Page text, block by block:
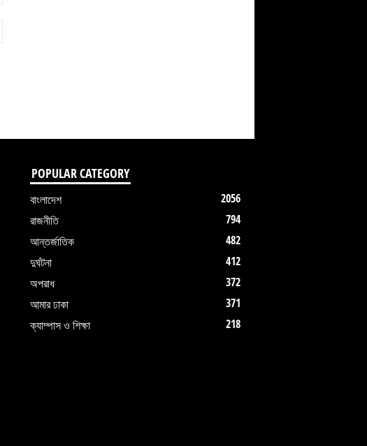
POPULAR CATEGORY
বাংলাদেশ
2056
রাজনীতি
794
আন্তর্জাতিক
482
দুর্ঘটনা
412
অপরাধ
372
আমার ঢাকা
371
ক্যাম্পাস ও শিক্ষা
218